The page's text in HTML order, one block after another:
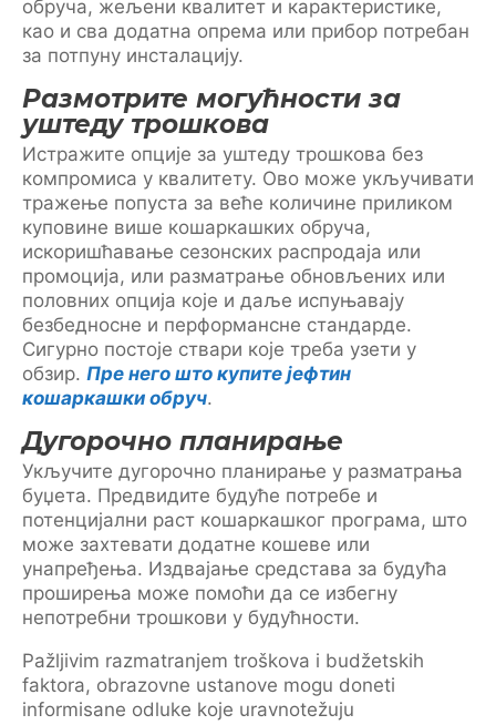
обруча, жељени квалитет и карактеристике,
као и сва додатна опрема или прибор потребан
за потпуну инсталацију.
Размотрите могућности за
уштеду трошкова
Истражите опције за уштеду трошкова без
компромиса у квалитету. Ово може укључивати
тражење попуста за веће количине приликом
куповине више кошаркашких обруча,
искоришћавање сезонских распродаја или
промоција, или разматрање обновљених или
половних опција које и даље испуњавају
безбедносне и перформансне стандарде.
Сигурно постоје ствари које треба узети у
обзир. Пре него што купите јефтин
кошаркашки обруч.
Дугорочно планирање
Укључите дугорочно планирање у разматрања
буџета. Предвидите будуће потребе и
потенцијални раст кошаркашког програма, што
може захтевати додатне кошеве или
унапређења. Издвајање средстава за будућа
проширења може помоћи да се избегну
непотребни трошкови у будућности.
Pažljivim razmatranjem troškova i budžetskih
faktora, obrazovne ustanove mogu doneti
informisane odluke koje uravnotežuju